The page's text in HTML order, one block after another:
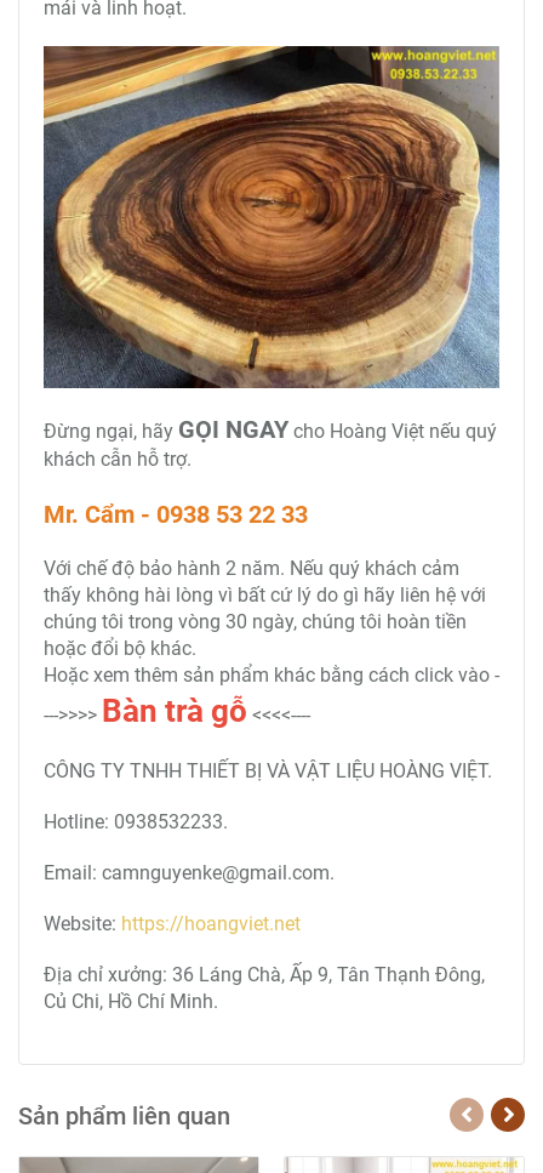
mái và linh hoạt.
Đừng ngại, hãy GỌI NGAY cho Hoàng Việt nếu quý
khách cẫn hỗ trợ.
Mr. Cẩm - 0938 53 22 33
Với chế độ bảo hành 2 năm. Nếu quý khách cảm
thấy không hài lòng vì bất cứ lý do gì hãy liên hệ với
chúng tôi trong vòng 30 ngày, chúng tôi hoàn tiền
hoặc đổi bộ khác.
Hoặc xem thêm sản phẩm khác bằng cách click vào -
--->>>> Bàn trà gỗ <<<<----
CÔNG TY TNHH THIẾT BỊ VÀ VẬT LIỆU HOÀNG VIỆT.
Hotline: 0938532233.
Email: camnguyenke@gmail.com.
Website: https://hoangviet.net
Địa chỉ xưởng: 36 Láng Chà, Ấp 9, Tân Thạnh Đông,
Củ Chi, Hồ Chí Minh.
Sản phẩm liên quan